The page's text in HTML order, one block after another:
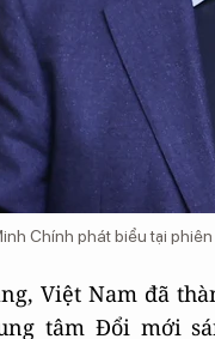
Chính phát biểu tại phiên
Việt Nam đã
tâm Đổi mới